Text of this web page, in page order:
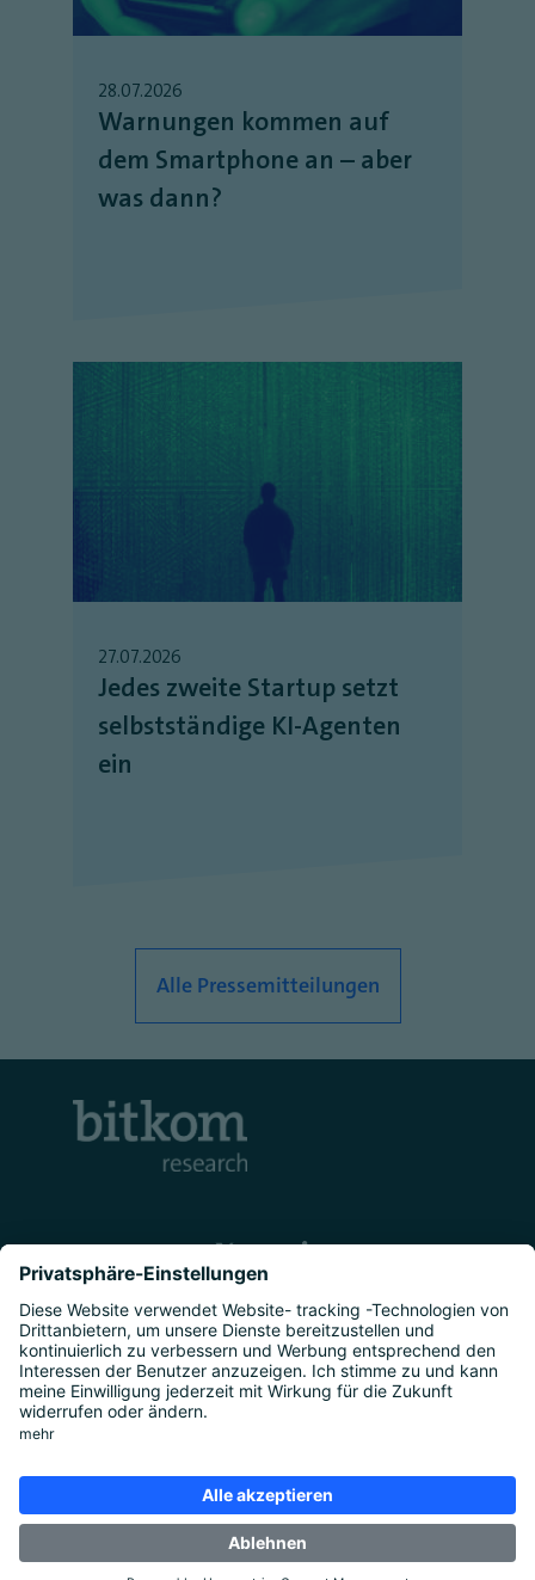
28.07.2026
Warnungen kommen auf
dem Smartphone an – aber
was dann?
27.07.2026
Jedes zweite Startup setzt
selbstständige KI-Agenten
ein
Alle Pressemitteilungen
Kontakt
Rechtliches
Datenschutz|Cookie-